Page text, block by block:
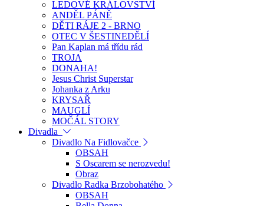
LEDOVÉ KRÁLOVSTVÍ
ANDĚL PÁNĚ
DĚTI RÁJE 2 - BRNO
OTEC V ŠESTINEDĚLÍ
Pan Kaplan má třídu rád
TROJA
DONAHA!
Jesus Christ Superstar
Johanka z Arku
KRYSAŘ
MAUGLÍ
MOČÁL STORY
Divadla
Divadlo Na Fidlovačce
OBSAH
S Oscarem se nerozvedu!
Obraz
Divadlo Radka Brzobohatého
OBSAH